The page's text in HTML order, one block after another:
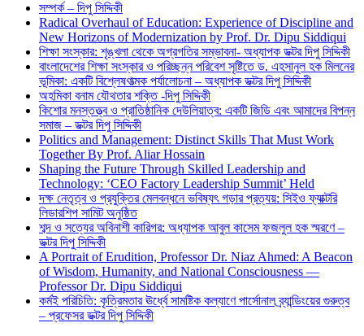
সম্পর্ক – দিপু সিদ্দিকী
Radical Overhaul of Education: Experience of Discipline and
New Horizons of Modernization by Prof. Dr. Dipu Siddiqui
শিক্ষা সংস্কার: শৃঙ্খলা থেকে অগ্রগতির সম্ভাবনা- অধ্যাপক ডক্টর দিপু সিদ্দিকী
বাংলাদেশের শিক্ষা সংস্কার ও পরিচ্ছন্ন পরিবেশ সৃষ্টিতে ড. এহসানুল হক মিলনের
ভূমিকা: একটি বিশ্লেষণাত্মক পর্যালোচনা – অধ্যাপক ডক্টর দিপু সিদ্দিকী
অহমিকা বনাম যৌথতার শক্তি -দিপু সিদ্দিকী
কিশোর মনস্তত্ত্ব ও প্রাতিষ্ঠানিক দেউলিয়াত্ব: একটি জিডি এবং আমাদের বিপন্ন
সমাজ – ডক্টর দিপু সিদ্দিকী
Politics and Management: Distinct Skills That Must Work
Together By Prof. Aliar Hossain
Shaping the Future Through Skilled Leadership and
Technology: ‘CEO Factory Leadership Summit’ Held
দক্ষ নেতৃত্ব ও প্রযুক্তির মেলবন্ধনে ভবিষ্যৎ গড়ার প্রত্যয়: সিইও ফ্যাক্টরি
লিডারশিপ সামিট অনুষ্ঠিত
শব্দ ও সত্যের অবিনাশী কারিগর: অধ্যাপক আবুল কাসেম ফজলুল হক স্মরণে –
ডক্টর দিপু সিদ্দিকী
A Portrait of Erudition, Professor Dr. Niaz Ahmed: A Beacon
of Wisdom, Humanity, and National Consciousness —
Professor Dr. Dipu Siddiqui
কর্মই পরিচিতি: কৃত্রিমতার ঊর্ধ্বে সামষ্টিক কল্যাণে পার্সোনাল ব্র্যান্ডিংয়ের গুরুত্ব
– প্রফেসর ডক্টর দিপু সিদ্দিকী